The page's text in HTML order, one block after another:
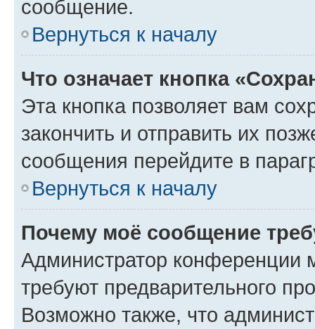
сообщение.
Вернуться к началу
Что означает кнопка
Эта кнопка позволяет вам
закончить и отправить их
сообщения перейдите в
Вернуться к началу
Почему моё сообщение
Администратор конференции
требуют предварительного
Возможно также, что